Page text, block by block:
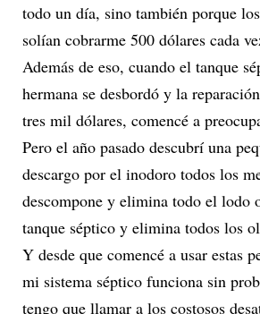
todo un día, sino también porque
solían cobrarme 500 dólares cada
Además de eso, cuando el tanque
hermana se desbordó y la
tres mil dólares, comencé a
Pero el año pasado descubrí una
descargo por el inodoro todos los
descompone y elimina todo el lodo
tanque séptico y elimina todos los
Y desde que comencé a usar estas
mi sistema séptico funciona sin
tengo que llamar a los costosos